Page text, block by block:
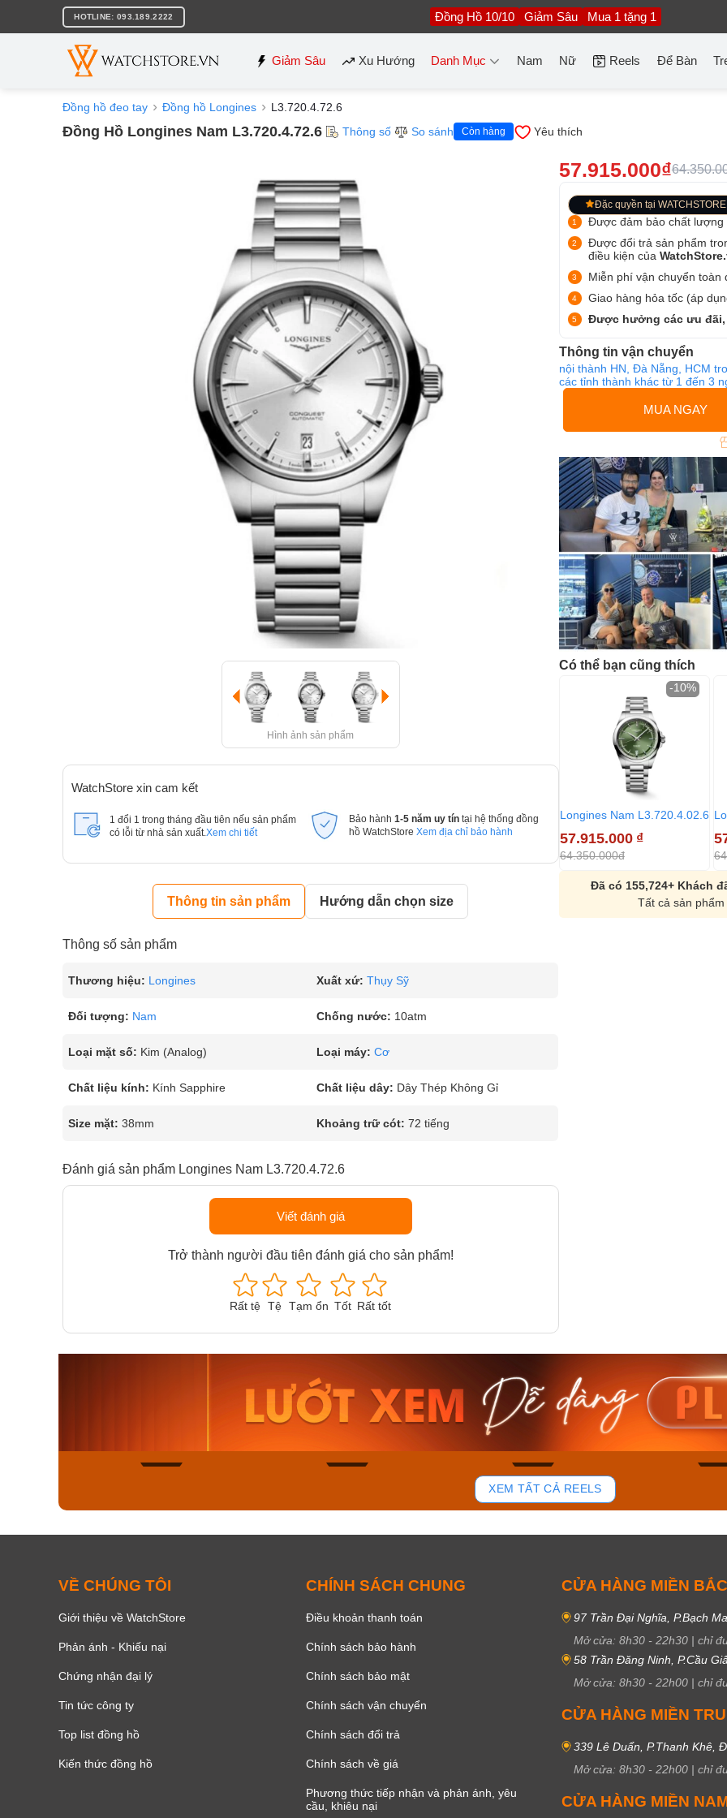
nội
HOTLINE: 093.189.2222 Đồng Hồ 10/10 Giảm Sâu Mua 1 tặng 1
Giảm Sâu Xu Hướng Danh Mục Nam Nữ Reels Để Bàn
Đồng hồ đeo tay Đồng hồ Longines L3.720.4.72.6
Đồng Hồ Longines Nam L3.720.4.72.6 Thông số So sánh Còn hàng Yêu thích
Hình ảnh sản phẩm
WatchStore xin cam kết
1 đổi 1 trong tháng đầu tiên nếu sản phẩm
có lỗi từ nhà sản xuất. Xem chi tiết
Bảo hành 1-5 năm uy tín tại hệ thống đồng
hồ WatchStore Xem địa chỉ bảo hành
Thông tin sản phẩm Hướng dẫn chọn size
Thông số sản phẩm
Thương hiệu: Longines Xuất xứ: Thụy Sỹ
Đối tượng: Nam Chống nước: 10atm
Loại mặt số: Kim (Analog) Loại máy: Cơ
Chất liệu kính: Kính Sapphire Chất liệu dây: Dây Thép Không Gỉ
Size mặt: 38mm Khoảng trữ cót: 72 tiếng
Đánh giá sản phẩm Longines Nam L3.720.4.72.6
Viết đánh giá
Trở thành người đầu tiên đánh giá cho sản phẩm!
Rất tệ Tệ Tạm ổn Tốt Rất tốt
57.915.000₫
Đặc quyền tại WATCHSTORE
Được đảm bảo chất lượng
Được đổi trả sản phẩm
điều kiện của
Miễn phí vận chuyển toàn
Giao hàng hỏa tốc (áp
Được hưởng các ưu đãi,
Thông tin vận chuyển
nội thành HN, Đà Nẵng, HCM
các tỉnh thành khác từ 1 đến 3
MUA NGAY
Có thể bạn cũng thích
Longines Nam L3.720.4.02.6
57.915.000 ₫
64.350.000đ
-10%
Đã có 155,724+ Khách
Tất cả sản
Casio Nam MTS-
115D-1AVDF
2.823.000₫
2.399.550₫
Mua ngay
43
Casio Nam MTS-
RS100L-1AVDF
4.276.000₫
3.634.600₫
Casio
230EL-
Mua
XEM TẤT CẢ REELS
VỀ CHÚNG TÔI
Giới thiệu về WatchStore
Phản ánh - Khiếu nại
Chứng nhận đại lý
Tin tức công ty
Top list đồng hồ
Kiến thức đồng hồ
CHÍNH SÁCH CHUNG
Điều khoản thanh toán
Chính sách bảo hành
Chính sách bảo mật
Chính sách vận chuyển
Chính sách đổi trả
Chính sách về giá
Phương thức tiếp nhận và phản ánh, yêu
cầu, khiêu nại
CỬA HÀNG MIỀN BẮC
97 Trần Đại Nghĩa, P.Bạch
Mở cửa: 8h30 - 22h30 | chỉ
58 Trần Đăng Ninh, P.Cầu
Mở cửa: 8h30 - 22h00 | chỉ
CỬA HÀNG MIỀN
339 Lê Duẩn, P.Thanh Khê,
Mở cửa: 8h30 - 22h00 | chỉ
CỬA HÀNG MIỀN